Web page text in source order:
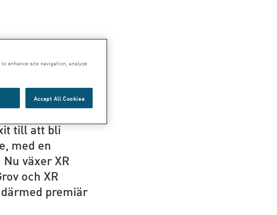
med
Efter drygt
till att bli
med en
växer XR
och XR
premiär
enhance site navigation, analyze
Accept All Cookies